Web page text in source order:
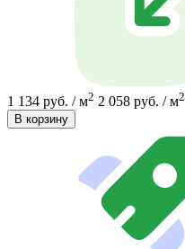
1 134 руб. / м2 2 058 руб. / м2
В корзину